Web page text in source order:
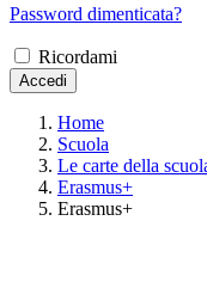
Password dimenticata?
Ricordami
Accedi
Home
Scuola
Le carte della
Erasmus+
Erasmus+